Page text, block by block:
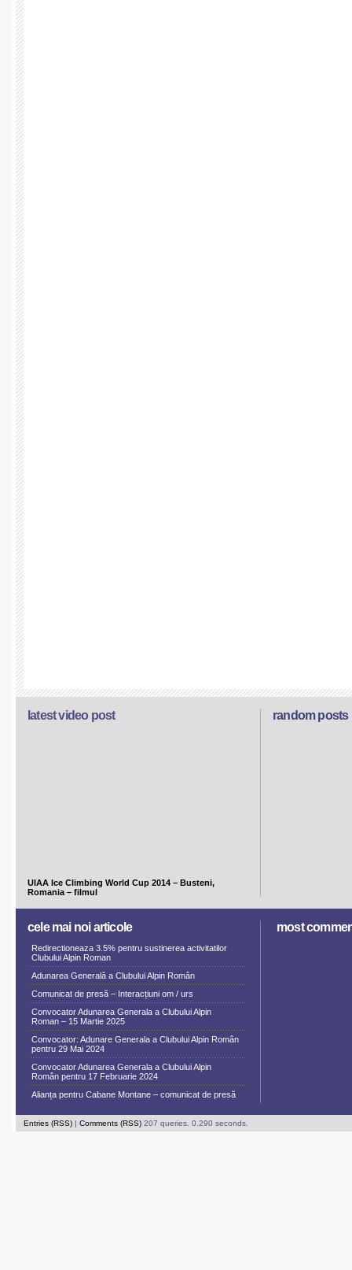
random posts
latest video post
UIAA Ice Climbing World Cup 2014 – Busteni,
Romania – filmul
cele mai noi articole
Redirectioneaza 3.5% pentru sustinerea activitatilor
Clubului Alpin Roman
Adunarea Generală a Clubului Alpin Român
Comunicat de presă – Interacțiuni om / urs
Convocator Adunarea Generala a Clubului Alpin
Roman – 15 Martie 2025
Convocator: Adunare Generala a Clubului Alpin Român
pentru 29 Mai 2024
Convocator Adunarea Generala a Clubului Alpin
Român pentru 17 Februarie 2024
Alianța pentru Cabane Montane – comunicat de presă
most
Entries (RSS) | Comments (RSS) 207 queries. 0.290 seconds.